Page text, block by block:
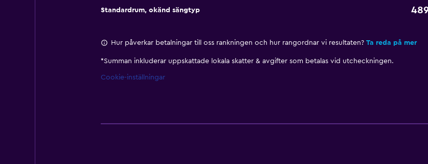
Standardrum, okänd sängtyp
Hur påverkar betalningar till oss rankningen och hur rangordnar vi resultaten? Ta reda på mer
*Summan inkluderar uppskattade lokala skatter & avgifter som betalas vid utcheckningen.
Cookie-inställningar